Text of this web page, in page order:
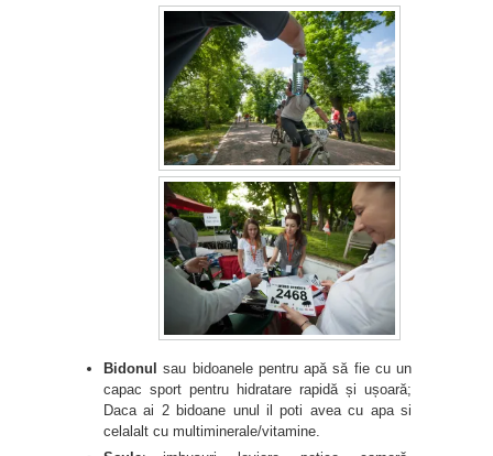
Bidonul
sau bidoanele pentru apă să fie cu un
capac sport pentru hidratare rapidă și ușoară;
Daca ai 2 bidoane unul il poti avea cu apa si
celalalt cu multiminerale/vitamine.